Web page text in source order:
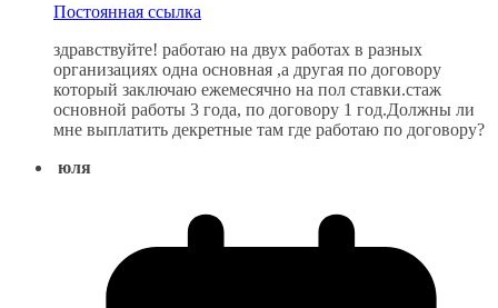
Постоянная ссылка
здравствуйте! работаю на двух работах в разных
организациях одна основная ,а другая по договору
который заключаю ежемесячно на пол ставки.стаж
основной работы 3 года, по договору 1 год.Должны ли
мне выплатить декретные там где работаю по договору?
юля